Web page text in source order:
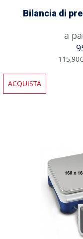
Bilancia di
a
ACQUISTA